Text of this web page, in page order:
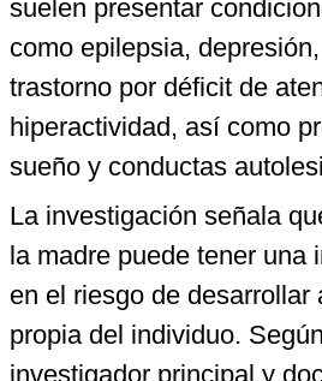
suelen presentar
como epilepsia,
trastorno por déficit de
hiperactividad, así como
sueño y conductas
La investigación señala
la madre puede tener una
en el riesgo de desarrollar
propia del individuo.
investigador principal y